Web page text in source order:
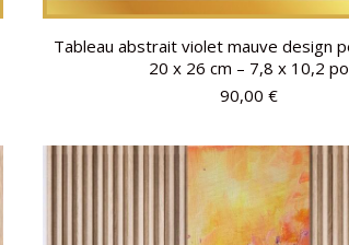
Tableau abstrait violet mauve design
20 x 26 cm – 7,8 x 10,2 po
90,00 €